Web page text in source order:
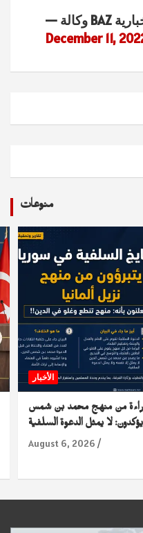
December 11,
منوعات
الأخبار
من منهج محمد بن شمس
لا يمثل الدعوة السلفية
August 6, 2026